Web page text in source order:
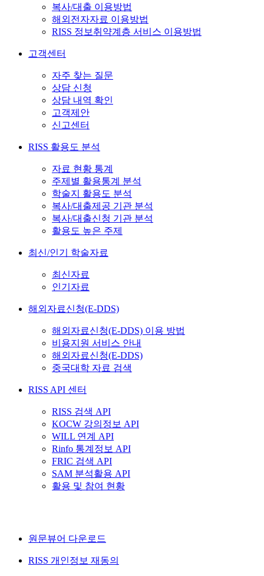
복사/대출 이용방법
해외전자자료 이용방법
RISS 정보취약계층 서비스 이용방법
고객센터
자주 찾는 질문
상담 신청
상담 내역 확인
고객제안
신고센터
RISS 활용도 분석
자료 현황 통계
주제별 활용통계 분석
학술지 활용도 분석
복사/대출제공 기관 분석
복사/대출신청 기관 분석
활용도 높은 주제
최신/인기 학술자료
최신자료
인기자료
해외자료신청(E-DDS)
해외자료신청(E-DDS) 이용 방법
비용지원 서비스 안내
해외자료신청(E-DDS)
중국대학 자료 검색
RISS API 센터
RISS 검색 API
KOCW 강의정보 API
WILL 연계 API
Rinfo 통계정보 API
FRIC 검색 API
SAM 분석활용 API
활용 및 참여 현황
원문뷰어 다운로드
RISS 개인정보 재동의